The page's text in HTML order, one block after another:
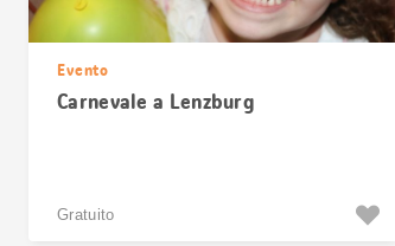
Evento
Carnevale a Lenzburg
Gratuito